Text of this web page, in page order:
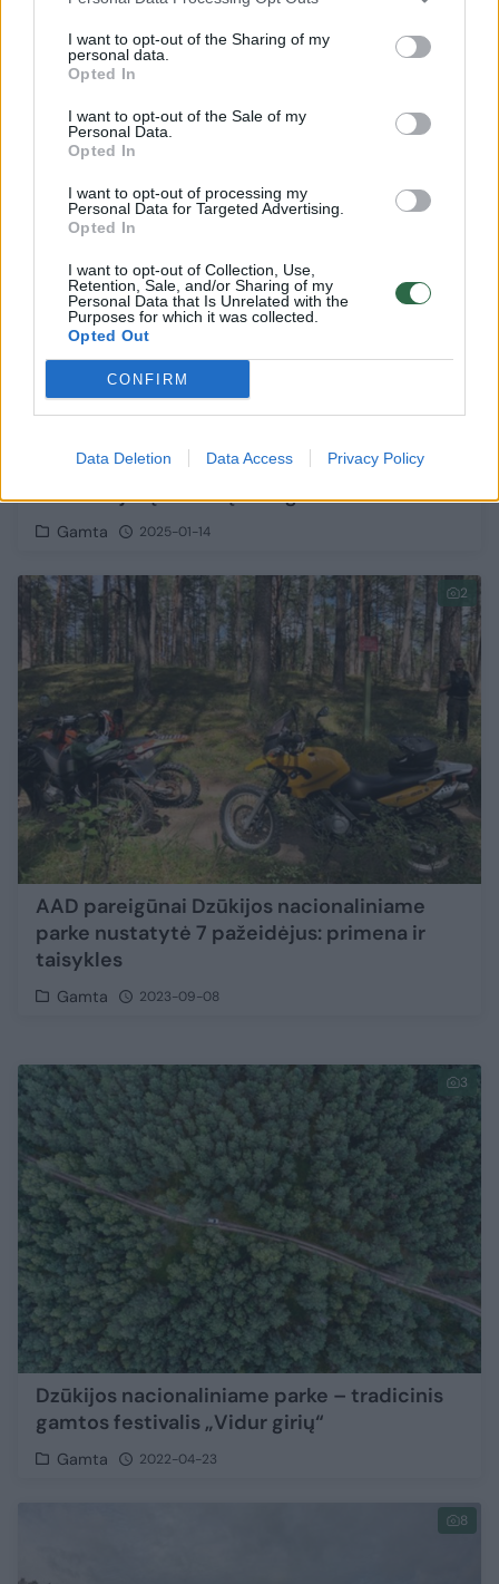
I want to opt-out of the Sharing of my
personal data.
Opted In
I want to opt-out of the Sale of my
Personal Data.
Opted In
I want to opt-out of processing my
Personal Data for Targeted Advertising.
Opted In
I want to opt-out of Collection, Use,
Retention, Sale, and/or Sharing of my
Personal Data that Is Unrelated with the
Purposes for which it was collected.
Opted Out
CONFIRM
Data Deletion Data Access Privacy Policy
pirmą kartą“
Žmonės
Čepkelių raiste pasieniečiai fiksavo iš
Baltarusijos į Lietuvą atbėgusius 9 vilkus
Gamta 2025-01-14
2
AAD pareigūnai Dzūkijos nacionaliniame
parke nustatytė 7 pažeidėjus: primena ir
taisykles
Gamta 2023-09-08
3
Dzūkijos nacionaliniame parke – tradicinis
gamtos festivalis „Vidur girių“
Gamta 2022-04-23
8